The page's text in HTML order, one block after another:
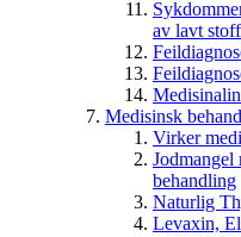
av lavt
Medisinsk
Virker
Jodmangel
behandling
Naturlig
Levaxin,